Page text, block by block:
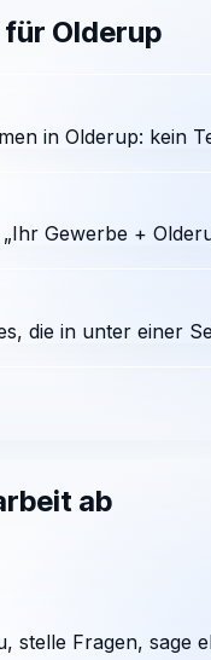
für Olderup
in Olderup: kein
Gewerbe +
die in unter einer
ab
stelle Fragen, sage